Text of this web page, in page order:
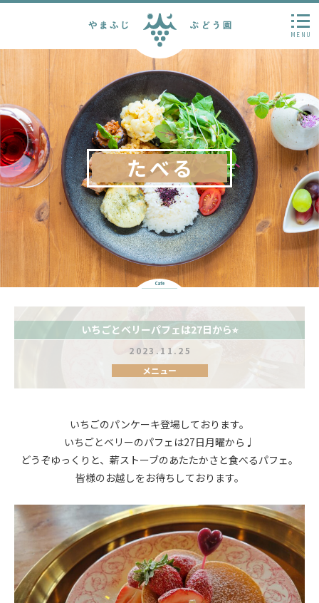
MENU
たべる
Cafe
いちごとベリーパフェは27日から⭐︎
2023.11.25
メニュー
いちごのパンケーキ登場しております。
いちごとベリーのパフェは27日月曜から♩
どうぞゆっくりと、薪ストーブのあたたかさと食べるパフェ。
皆様のお越しをお待ちしております。